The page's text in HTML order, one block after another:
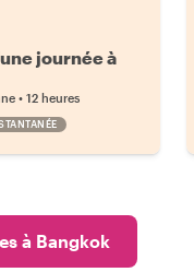
journée à
•12 heures
à Bangkok